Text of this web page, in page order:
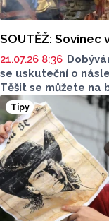
SOUTĚŽ:
21.07.26 8:36
se uskuteční o
Těšit se můžete na
sokolnické ukázky
Report má pro vás
vstupné.
Tipy